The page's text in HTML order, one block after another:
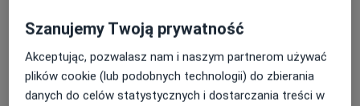
stanowisku psychologa w:
Polskim Stwowarzyszeniu na rzecz Osób z
Niepelnosprawnością Intelektualną "Koło" w
Chorzowie,
Szanujemy Twoją prywatność
Akceptując, pozwalasz nam i naszym partnerom używać
plików cookie (lub podobnych technologii) do zbierania
danych do celów statystycznych i dostarczania treści w